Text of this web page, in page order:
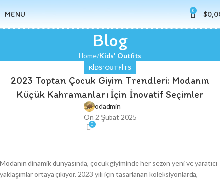
MENU 0 $
Blog
Home Kids' Outfits
KIDS' OUTFITS
2023 Toptan Çocuk Giyim Trendleri: Modanın
Küçük Kahramanları İçin İnovatif Seçimler
odadmin
On 2 Şubat 2025
0
Modanın dinamik dünyasında, çocuk giyiminde her sezon yeni ve yaratıcı
yaklaşımlar ortaya çıkıyor. 2023 yılı için tasarlanan koleksiyonlarda,